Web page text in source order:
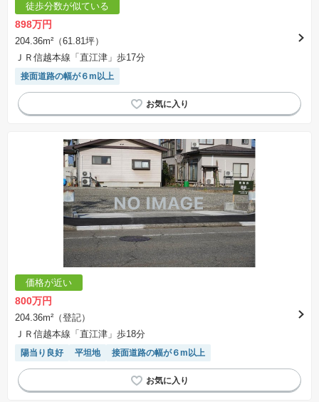
徒歩分数が似ている
898万円
204.36m²（61.81坪）
ＪＲ信越本線「直江津」歩17分
接面道路の幅が６m以上
価格が近い
800万円
204.36m²（登記）
ＪＲ信越本線「直江津」歩18分
陽当り良好 平坦地 接面道路の幅が６m以上